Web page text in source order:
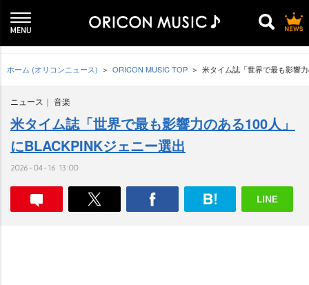
ホーム (オリコンニュース) ORICON MUSIC TOP 米タイム誌「世界で最も影響
ニュース 音楽
米タイム誌「世界で最も影響力のある100人」
にBLACKPINKジェニー選出
2026-04-16 13:00